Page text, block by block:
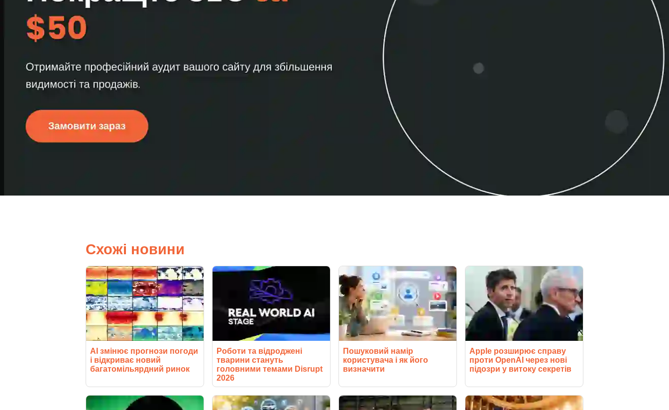
Схожі новини
AI змінює прогнози погоди
і відкриває новий
багатомільярдний ринок
Роботи та відроджені
тварини стануть
головними темами Disrupt
2026
Пошуковий намір
користувача і як його
визначити
Apple розширює справу
проти OpenAI через нові
підозри у витоку секретів